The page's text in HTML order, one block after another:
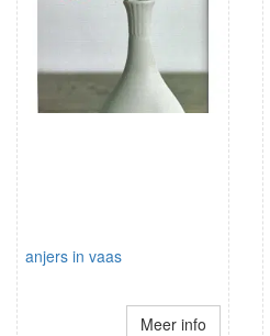
anjers in vaas
Meer info